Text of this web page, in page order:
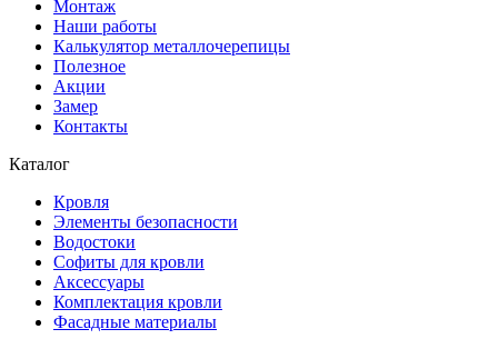
Монтаж
Наши работы
Калькулятор металлочерепицы
Полезное
Акции
Замер
Контакты
Каталог
Кровля
Элементы безопасности
Водостоки
Софиты для кровли
Аксессуары
Комплектация кровли
Фасадные материалы